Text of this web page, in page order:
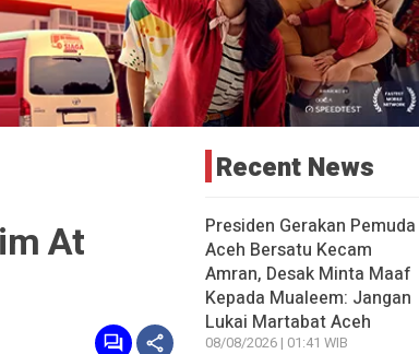
At
Recent News
Presiden Gerakan Pemuda
Aceh Bersatu Kecam
Amran, Desak Minta Maaf
Kepada Mualeem: Jangan
Lukai Martabat Aceh
08/08/2026 | 01:41 WIB